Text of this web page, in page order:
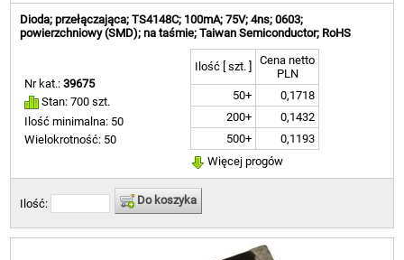
Dioda; przełączająca; TS4148C; 100mA; 75V; 4ns; 0603;
powierzchniowy (SMD); na taśmie; Taiwan Semiconductor; RoHS
Nr kat.:39675
Stan: 700 szt.
Ilość minimalna: 50
Wielokrotność: 50
Ilość [ szt. ]
Cena netto
PLN
50+
0,1718
200+
0,1432
500+
0,1193
Więcej progów
Ilość: Do koszyka